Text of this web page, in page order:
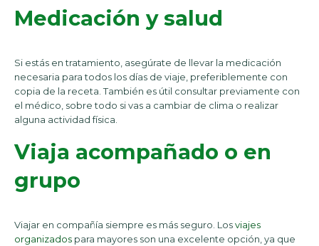
Medicación y salud
Si estás en tratamiento, asegúrate de llevar la medicación
necesaria para todos los días de viaje, preferiblemente con
copia de la receta. También es útil consultar previamente con
el médico, sobre todo si vas a cambiar de clima o realizar
alguna actividad física.
Viaja acompañado o en
grupo
Viajar en compañía siempre es más seguro. Losviajes
organizados para mayores son una excelente opción, ya que